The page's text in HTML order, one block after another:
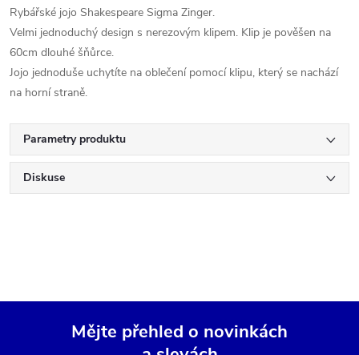
Rybářské jojo Shakespeare Sigma Zinger.
Velmi jednoduchý design s nerezovým klipem. Klip je pověšen na
60cm dlouhé šňůrce.
Jojo jednoduše uchytíte na oblečení pomocí klipu, který se nachází
na horní straně.
Parametry produktu
Diskuse
Mějte přehled o novinkách